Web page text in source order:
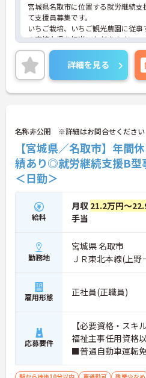
宮城県名取市に位置する就労継続支
て支援員募集です。
いちご栽培、いちご観光農園に従事
の直接支援を担当いただきます。
年間休日113日・月平均残業10h程
トの時間をしっかりと確保できる職
ご興味のある方には、面接対策ポイ
に詳細をお話いたしますので、お気
さい。
詳細を見る
名称非公開 ※詳細はお問合せください
【宮城県／名取市】年間
績あり◎就労継続支援B型
＜日勤＞
給料
月収 21.2万円～
手当
勤務地
宮城県 名取市
ＪＲ東北本線(上野
雇用形態 正社員(正職員)
応募要件
【必要資格・ス
福祉主事任用資格
■普通自動車運転